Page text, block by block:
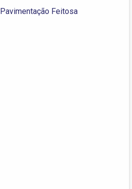
Pavimentação Feitosa